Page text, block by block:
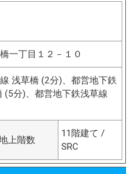
一丁目１２－１０
浅草橋 (2分)、都営地下鉄
(5分)、都営地下鉄浅草線
上階数
11階建て /
SRC